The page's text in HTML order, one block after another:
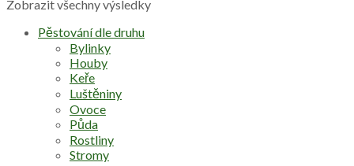
Zobrazit všechny výsledky
Pěstování dle druhu
Bylinky
Houby
Keře
Luštěniny
Ovoce
Půda
Rostliny
Stromy